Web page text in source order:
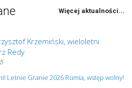
Więcej aktualności...
Krzemiński, wieloletni
Redy
Letnie Granie 2026 Rumia, wstęp wolny!